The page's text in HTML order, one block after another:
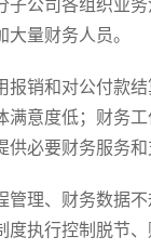
子公司各组织业
量财务人员。
报销和对公付款结
满意度低；财务
必要财务服务和
管理、财务数据
度执行控制脱节